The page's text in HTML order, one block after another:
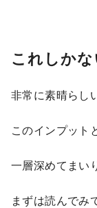
これしかな
非常に素晴らし
このインプット
一層深めてまい
まずは読んでみ